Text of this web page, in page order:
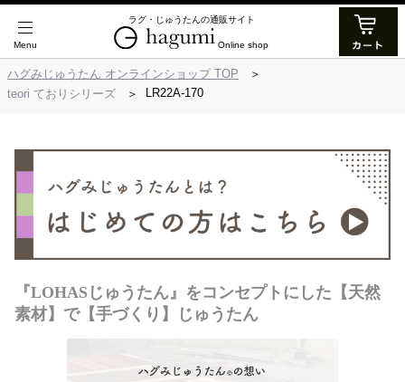
ラグ・じゅうたんの通販サイト
Online shop
ハグみじゅうたん オンラインショップ TOP
teori ておりシリーズ
LR22A-170
『LOHASじゅうたん』をコンセプトにした【天然
素材】で【手づくり】じゅうたん